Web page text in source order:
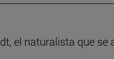
el naturalista que